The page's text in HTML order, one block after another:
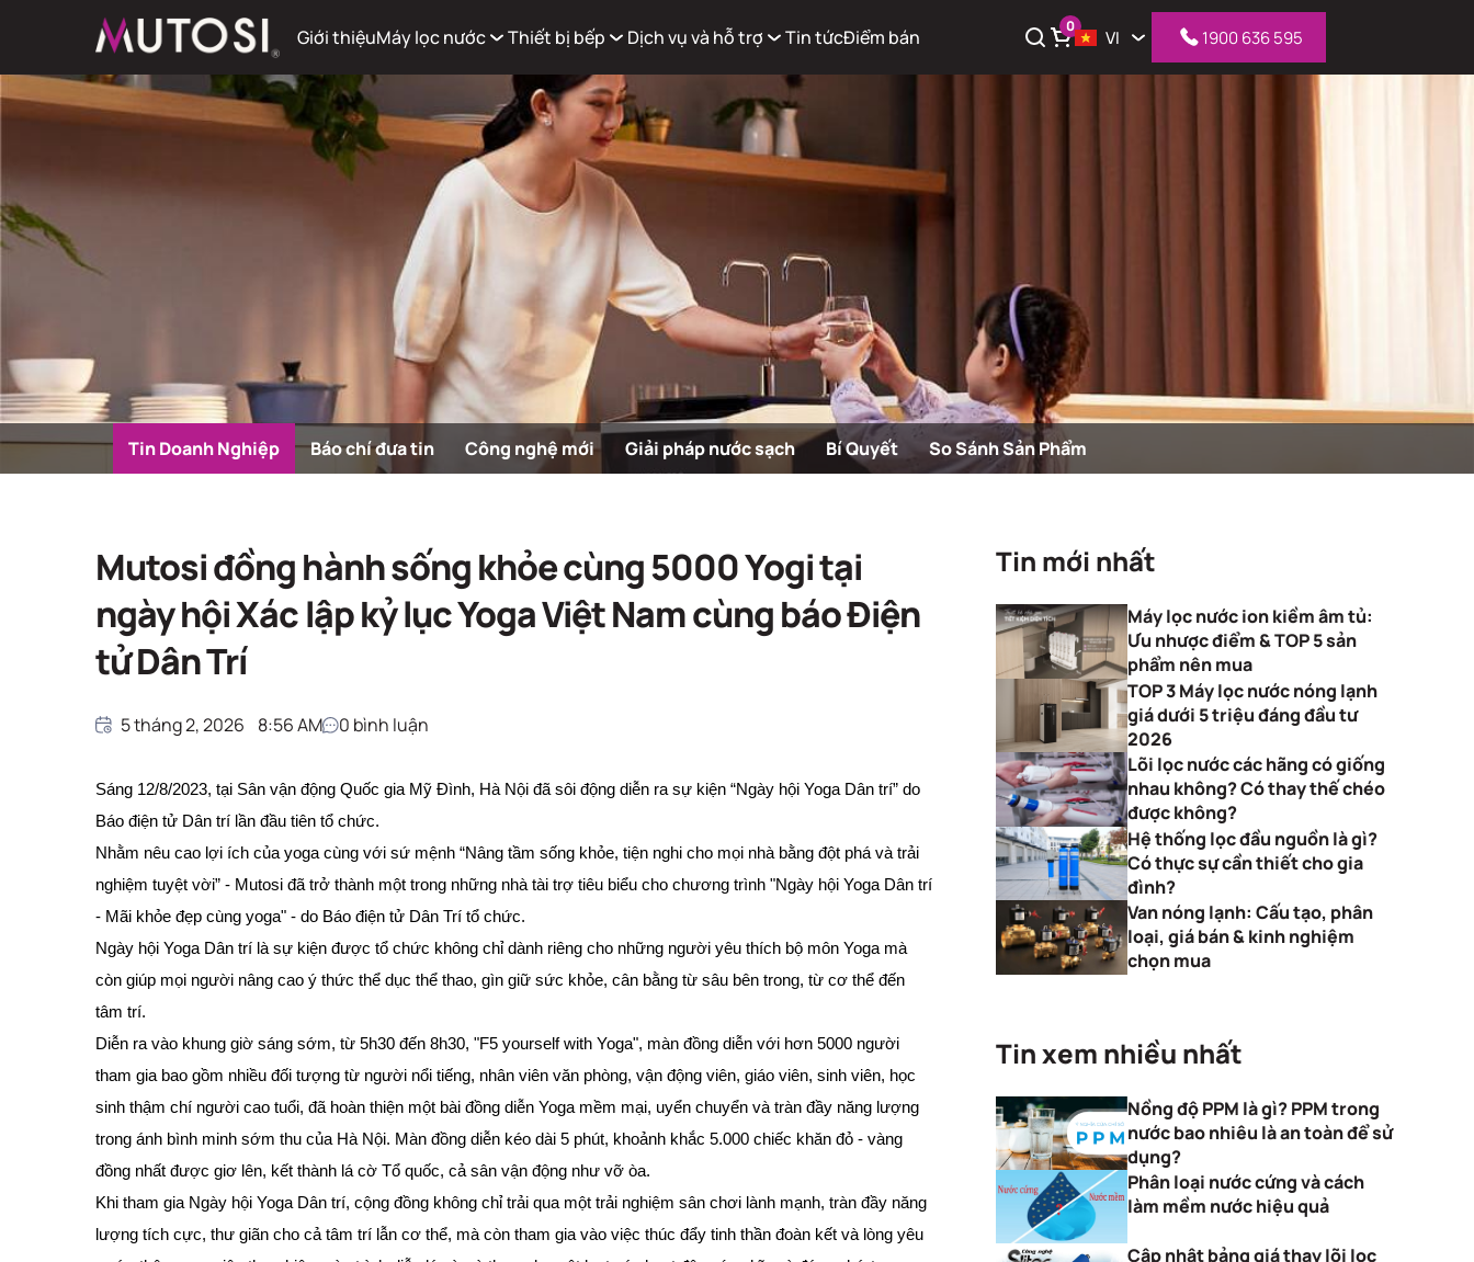
Giới thiệuMáy lọc nước Thiết bị bếp Dịch vụ và hỗ trợ Tin tứcĐiểm bán 0 VI 1900 636 595
Tin Doanh Nghiệp
Tin Doanh Nghiệp Báo chí đưa tin Công nghệ mới Giải pháp nước sạch Bí Quyết So Sánh Sản Phẩm
Mutosi đồng hành sống khỏe cùng 5000 Yogi tại
ngày hội Xác lập kỷ lục Yoga Việt Nam cùng báo Điện
tử Dân Trí
5 tháng 2, 2026 8:56 AM 0 bình luận
Sáng 12/8/2023, tại Sân vận động Quốc gia Mỹ Đình, Hà Nội đã sôi động diễn ra sự kiện “Ngày hội Yoga Dân trí” do
Báo điện tử Dân trí lần đầu tiên tổ chức.
Nhằm nêu cao lợi ích của yoga cùng với sứ mệnh “Nâng tầm sống khỏe, tiện nghi cho mọi nhà bằng đột phá và trải
nghiệm tuyệt vời” - Mutosi đã trở thành một trong những nhà tài trợ tiêu biểu cho chương trình "Ngày hội Yoga Dân trí
- Mãi khỏe đẹp cùng yoga" - do Báo điện tử Dân Trí tổ chức.
Ngày hội Yoga Dân trí là sự kiện được tổ chức không chỉ dành riêng cho những người yêu thích bộ môn Yoga mà
còn giúp mọi người nâng cao ý thức thể dục thể thao, gìn giữ sức khỏe, cân bằng từ sâu bên trong, từ cơ thể đến
tâm trí.
Diễn ra vào khung giờ sáng sớm, từ 5h30 đến 8h30, "F5 yourself with Yoga", màn đồng diễn với hơn 5000 người
tham gia bao gồm nhiều đối tượng từ người nổi tiếng, nhân viên văn phòng, vận động viên, giáo viên, sinh viên, học
sinh thậm chí người cao tuổi, đã hoàn thiện một bài đồng diễn Yoga mềm mại, uyển chuyển và tràn đầy năng lượng
trong ánh bình minh sớm thu của Hà Nội. Màn đồng diễn kéo dài 5 phút, khoảnh khắc 5.000 chiếc khăn đỏ - vàng
đồng nhất được giơ lên, kết thành lá cờ Tổ quốc, cả sân vận động như vỡ òa.
Khi tham gia Ngày hội Yoga Dân trí, cộng đồng không chỉ trải qua một trải nghiệm sân chơi lành mạnh, tràn đầy năng
lượng tích cực, thư giãn cho cả tâm trí lẫn cơ thể, mà còn tham gia vào việc thúc đẩy tinh thần đoàn kết và lòng yêu
Tin mới nhất
Máy lọc nước ion kiềm âm tủ:
Ưu nhược điểm & TOP 5 sản
phẩm nên mua
TOP 3 Máy lọc nước nóng lạnh
giá dưới 5 triệu đáng đầu tư
2026
Lõi lọc nước các hãng có giống
nhau không? Có thay thế chéo
được không?
Hệ thống lọc đầu nguồn là gì?
Có thực sự cần thiết cho gia
đình?
Van nóng lạnh: Cấu tạo, phân
loại, giá bán & kinh nghiệm
chọn mua
Tin xem nhiều nhất
Nồng độ PPM là gì? PPM trong
nước bao nhiêu là an toàn để sử
dụng?
Phân loại nước cứng và cách
làm mềm nước hiệu quả
Cập nhật bảng giá thay lõi lọc